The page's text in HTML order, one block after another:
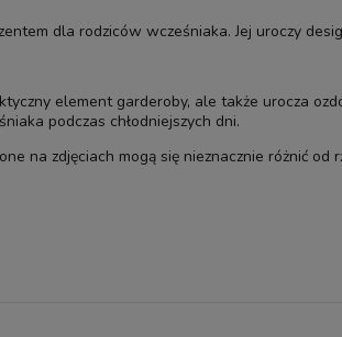
dla rodziców wcześniaka. Jej uroczy
element garderoby, ale także urocza
podczas chłodniejszych dni.
na zdjęciach mogą się nieznacznie różnić